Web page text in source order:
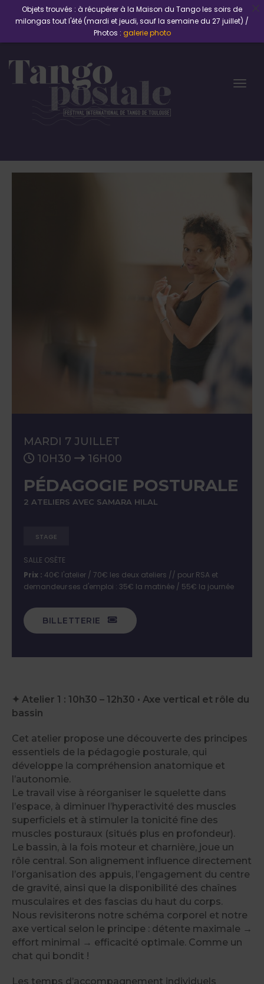
MARDI 7 JUILLET
10H30
16H00
PÉDAGOGIE POSTURALE
2 ATELIERS AVEC SAMARA HILAL
STAGE
SALLE OSÈTE
Prix : 40€ l'atelier / 70€ les deux ateliers // pour RSA et
demandeur·ses d'emploi : 35€ la matinée / 55€ la journée
BILLETTERIE
✦ Atelier 1 : 10h30 – 12h30 • Axe vertical et rôle du
bassin
Cet atelier propose une découverte des principes
essentiels de la pédagogie posturale, qui
développe la compréhension anatomique et
l’autonomie.
Le travail vise à réorganiser le squelette dans
l’espace, à diminuer l’hyperactivité des muscles
superficiels et à stimuler la tonicité fine des
muscles posturaux (situés plus en profondeur).
Le bassin, à la fois moteur et charnière, joue un
rôle central. Son alignement influence directement
l’organisation des appuis, l’engagement du centre
de gravité, ainsi que la disponibilité des chaînes
musculaires et des fascias du haut du corps.
Nous revisiterons notre schéma corporel et notre
axe vertical selon le principe : détente maximale →
effort minimal → efficacité optimale. Comme un
chat qui bondit !
Les temps d’accompagnement individuels
Objets trouvés : à récupérer à la Maison du Tango les soirs de
milongas tout l'été (mardi et jeudi, sauf la semaine du 27 juillet) /
Photos : galerie photo